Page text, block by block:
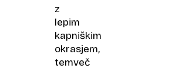
z
lepim
kapniškim
okrasjem,
temveč